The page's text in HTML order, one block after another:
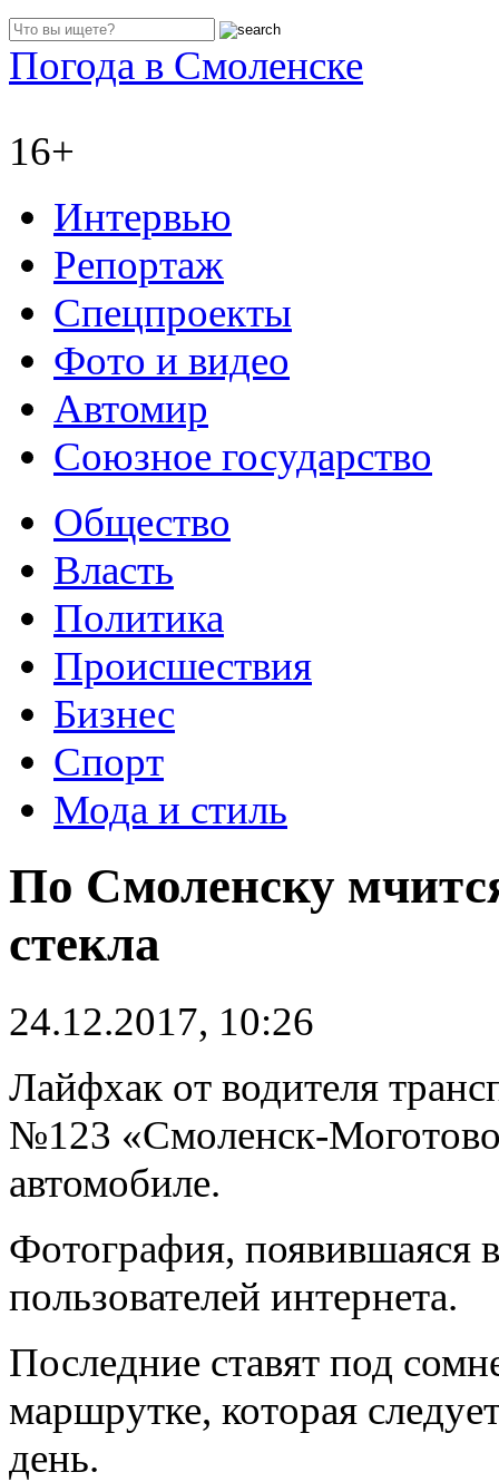
Погода в Смоленске
16+
Интервью
Репортаж
Спецпроекты
Фото и видео
Автомир
Союзное государство
Общество
Власть
Политика
Происшествия
Бизнес
Спорт
Мода и стиль
По Смоленску
стекла
24.12.2017, 10:26
Лайфхак от водителя
№123 «Смоленск-
автомобиле.
Фотография, появившаяся
пользователей интернета.
Последние ставят под
маршрутке, которая
день.